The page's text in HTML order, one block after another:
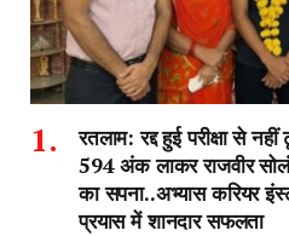
रतलाम: रद्द हुई परीक्षा से
594 अंक लाकर राजवीर
का सपना..अभ्यास करियर
प्रयास में शानदार सफलता